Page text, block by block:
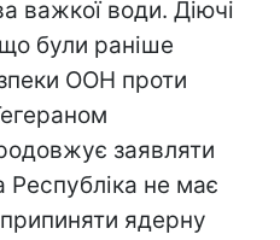
важкої води. Діючі
були раніше
ООН проти
заявляти
Республіка не має
ядерну